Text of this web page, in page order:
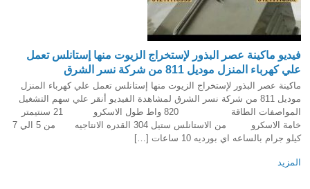
فيديو ماكينة عصر البذور لإستخراج الزيوت منها إستانلس تعمل
علي كهرباء المنزل موديل 811 من شركة نسر الشرق
ماكينة عصر البذور لإستخراج الزيوت منها إستانلس تعمل علي كهرباء المنزل
موديل 811 من شركة نسر الشرق لمشاهدة الفيديو أنقر علي سهم التشغيل
المواصفات الطاقة 820 واط طول الاسكرو 21 سنتيمتر
خامة الاسكرو من الاستانلس ستيل 304 القدره الانتاجيه من 5 الي 7
كيلو جرام بالساعه اي بورديه 10 ساعات […]
المزيد